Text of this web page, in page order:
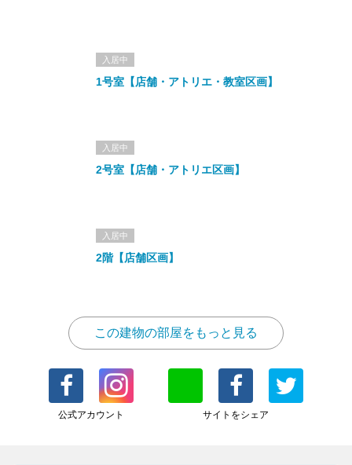
入居中
1号室【店舗・アトリエ・教室区画】
入居中
2号室【店舗・アトリエ区画】
入居中
2階【店舗区画】
この建物の部屋をもっと見る
公式アカウント サイトをシェア